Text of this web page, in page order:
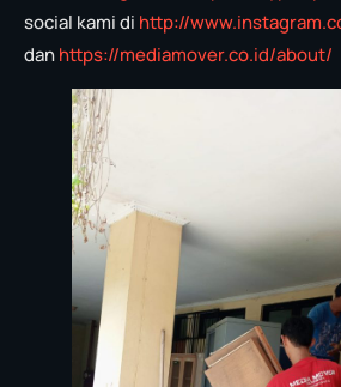
social kami di http://
danhttps://mediamover.co.id/about/